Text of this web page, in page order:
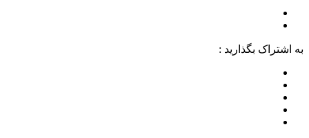
به اشتراک بگذارید :